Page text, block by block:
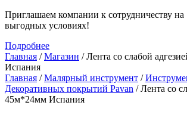
Приглашаем компании к сотрудничеству на
выгодных условиях!
Подробнее
Главная /Магазин /Лента со слабой
Испания
Главная /Малярный инструмент /
Декоративных покрытий Pavan / Лента со
45м*24мм Испания